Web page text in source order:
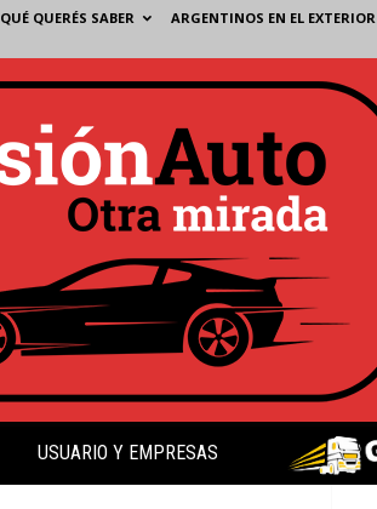
QUÉ QUERÉS SABER ARGENTINOS EN EL EXTERIOR
USUARIO Y EMPRESAS